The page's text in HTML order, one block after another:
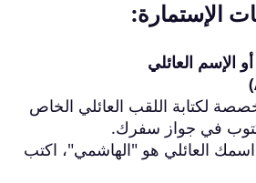
الإستمارة:
اللقب أو الإسم العائلي
لكتابة اللقب العائلي الخاص
في جواز سفرك.
اسمك العائلي هو "الهاشمي"، اكتب